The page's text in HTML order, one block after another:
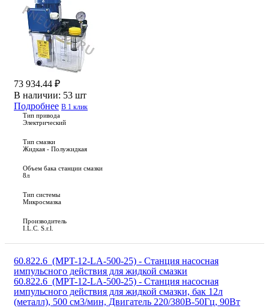
73 934.44 ₽
В наличии: 53 шт
Подробнее В 1 клик
Тип привода
Электрический
Тип смазки
Жидкая - Полужидкая
Объем бака станции смазки
8л
Тип системы
Микросмазка
Производитель
I.L.C. S.r.l.
60.822.6_(MPT-12-LA-500-25) - Станция насосная
импульсного действия для жидкой смазки
60.822.6_(MPT-12-LA-500-25) - Станция насосная
импульсного действия для жидкой смазки, бак 12л
(металл), 500 см3/мин, Двигатель 220/380В-50Гц, 90Вт